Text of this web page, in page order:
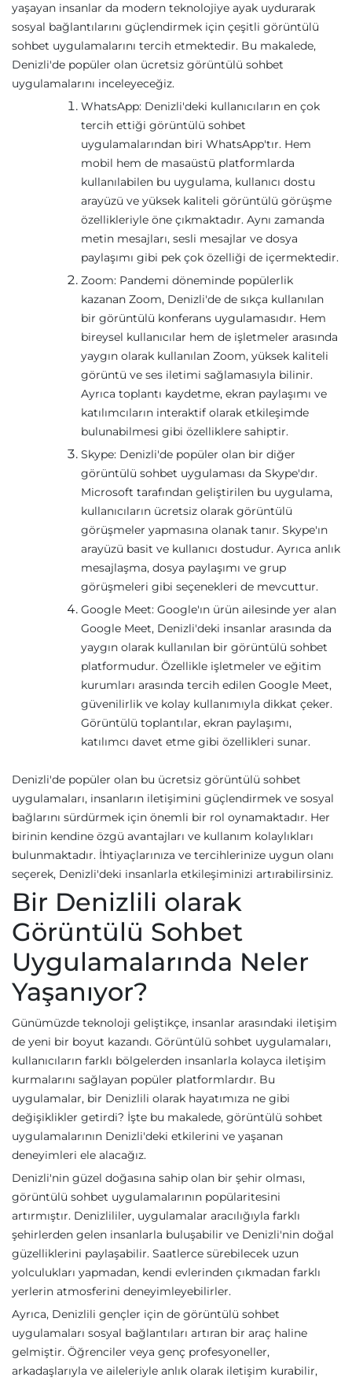
yaşayan insanlar da modern teknolojiye ayak uydurarak
sosyal bağlantılarını güçlendirmek için çeşitli görüntülü
sohbet uygulamalarını tercih etmektedir. Bu makalede,
Denizli'de popüler olan ücretsiz görüntülü sohbet
uygulamalarını inceleyeceğiz.
WhatsApp: Denizli'deki kullanıcıların en çok
tercih ettiği görüntülü sohbet
uygulamalarından biri WhatsApp'tır. Hem
mobil hem de masaüstü platformlarda
kullanılabilen bu uygulama, kullanıcı dostu
arayüzü ve yüksek kaliteli görüntülü görüşme
özellikleriyle öne çıkmaktadır. Aynı zamanda
metin mesajları, sesli mesajlar ve dosya
paylaşımı gibi pek çok özelliği de içermektedir.
Zoom: Pandemi döneminde popülerlik
kazanan Zoom, Denizli'de de sıkça kullanılan
bir görüntülü konferans uygulamasıdır. Hem
bireysel kullanıcılar hem de işletmeler arasında
yaygın olarak kullanılan Zoom, yüksek kaliteli
görüntü ve ses iletimi sağlamasıyla bilinir.
Ayrıca toplantı kaydetme, ekran paylaşımı ve
katılımcıların interaktif olarak etkileşimde
bulunabilmesi gibi özelliklere sahiptir.
Skype: Denizli'de popüler olan bir diğer
görüntülü sohbet uygulaması da Skype'dır.
Microsoft tarafından geliştirilen bu uygulama,
kullanıcıların ücretsiz olarak görüntülü
görüşmeler yapmasına olanak tanır. Skype'ın
arayüzü basit ve kullanıcı dostudur. Ayrıca anlık
mesajlaşma, dosya paylaşımı ve grup
görüşmeleri gibi seçenekleri de mevcuttur.
Google Meet: Google'ın ürün ailesinde yer alan
Google Meet, Denizli'deki insanlar arasında da
yaygın olarak kullanılan bir görüntülü sohbet
platformudur. Özellikle işletmeler ve eğitim
kurumları arasında tercih edilen Google Meet,
güvenilirlik ve kolay kullanımıyla dikkat çeker.
Görüntülü toplantılar, ekran paylaşımı,
katılımcı davet etme gibi özellikleri sunar.
Denizli'de popüler olan bu ücretsiz görüntülü sohbet
uygulamaları, insanların iletişimini güçlendirmek ve sosyal
bağlarını sürdürmek için önemli bir rol oynamaktadır. Her
birinin kendine özgü avantajları ve kullanım kolaylıkları
bulunmaktadır. İhtiyaçlarınıza ve tercihlerinize uygun olanı
seçerek, Denizli'deki insanlarla etkileşiminizi artırabilirsiniz.
Bir Denizlili olarak
Görüntülü Sohbet
Uygulamalarında Neler
Yaşanıyor?
Günümüzde teknoloji geliştikçe, insanlar arasındaki iletişim
de yeni bir boyut kazandı. Görüntülü sohbet uygulamaları,
kullanıcıların farklı bölgelerden insanlarla kolayca iletişim
kurmalarını sağlayan popüler platformlardır. Bu
uygulamalar, bir Denizlili olarak hayatımıza ne gibi
değişiklikler getirdi? İşte bu makalede, görüntülü sohbet
uygulamalarının Denizli'deki etkilerini ve yaşanan
deneyimleri ele alacağız.
Denizli'nin güzel doğasına sahip olan bir şehir olması,
görüntülü sohbet uygulamalarının popülaritesini
artırmıştır. Denizlililer, uygulamalar aracılığıyla farklı
şehirlerden gelen insanlarla buluşabilir ve Denizli'nin doğal
güzelliklerini paylaşabilir. Saatlerce sürebilecek uzun
yolculukları yapmadan, kendi evlerinden çıkmadan farklı
yerlerin atmosferini deneyimleyebilirler.
Ayrıca, Denizlili gençler için de görüntülü sohbet
uygulamaları sosyal bağlantıları artıran bir araç haline
gelmiştir. Öğrenciler veya genç profesyoneller,
arkadaşlarıyla ve aileleriyle anlık olarak iletişim kurabilir,